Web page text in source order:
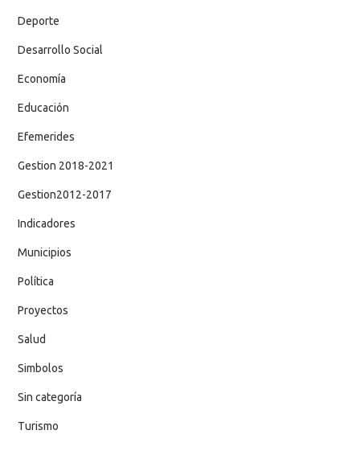
Deporte
Desarrollo Social
Economía
Educación
Efemerides
Gestion 2018-2021
Gestion2012-2017
Indicadores
Municipios
Política
Proyectos
Salud
Simbolos
Sin categoría
Turismo